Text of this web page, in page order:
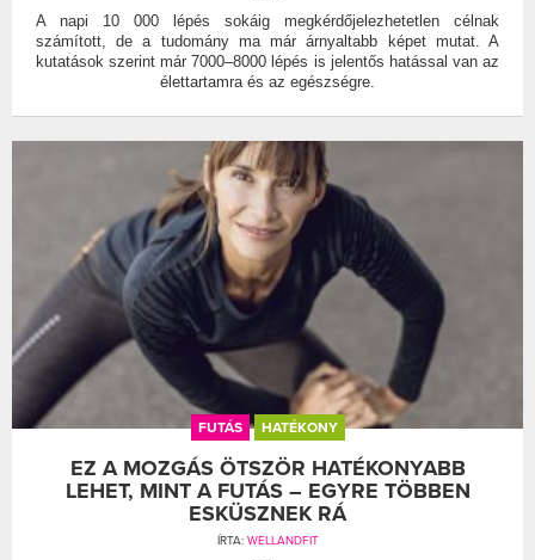
A napi 10 000 lépés sokáig megkérdőjelezhetetlen célnak
számított, de a tudomány ma már árnyaltabb képet mutat. A
kutatások szerint már 7000–8000 lépés is jelentős hatással van az
élettartamra és az egészségre.
FUTÁS HATÉKONY
EZ A MOZGÁS ÖTSZÖR HATÉKONYABB
LEHET, MINT A FUTÁS – EGYRE TÖBBEN
ESKÜSZNEK RÁ
ÍRTA: WELLANDFIT